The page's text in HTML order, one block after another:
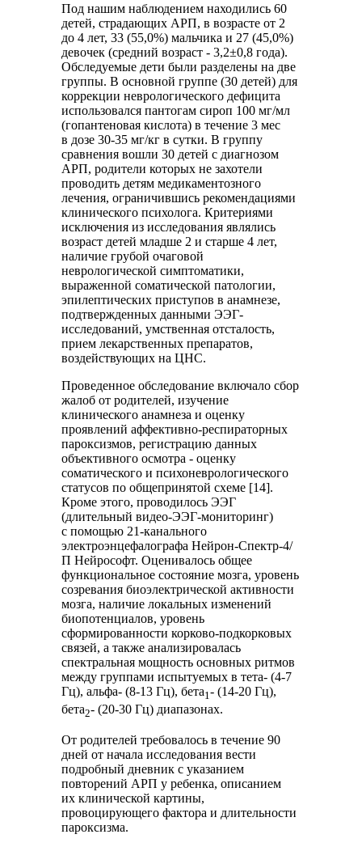
Под нашим наблюдением находились 60
детей, страдающих АРП, в возрасте от 2
до 4 лет, 33 (55,0%) мальчика и 27 (45,0%)
девочек (средний возраст - 3,2±0,8 года).
Обследуемые дети были разделены на две
группы. В основной группе (30 детей) для
коррекции неврологического дефицита
использовался пантогам сироп 100 мг/мл
(гопантеновая кислота) в течение 3 мес
в дозе 30-35 мг/кг в сутки. В группу
сравнения вошли 30 детей с диагнозом
АРП, родители которых не захотели
проводить детям медикаментозного
лечения, ограничившись рекомендациями
клинического психолога. Критериями
исключения из исследования являлись
возраст детей младше 2 и старше 4 лет,
наличие грубой очаговой
неврологической симптоматики,
выраженной соматической патологии,
эпилептических приступов в анамнезе,
подтвержденных данными ЭЭГ-
исследований, умственная отсталость,
прием лекарственных препаратов,
воздействующих на ЦНС.
Проведенное обследование включало сбор
жалоб от родителей, изучение
клинического анамнеза и оценку
проявлений аффективно-респираторных
пароксизмов, регистрацию данных
объективного осмотра - оценку
соматического и психоневрологического
статусов по общепринятой схеме [14].
Кроме этого, проводилось ЭЭГ
(длительный видео-ЭЭГ-мониторинг)
с помощью 21-канального
электроэнцефалографа Нейрон-Спектр-4/
П Нейрософт. Оценивалось общее
функциональное состояние мозга, уровень
созревания биоэлектрической активности
мозга, наличие локальных изменений
биопотенциалов, уровень
сформированности корково-подкорковых
связей, а также анализировалась
спектральная мощность основных ритмов
между группами испытуемых в тета- (4-7
Гц), альфа- (8-13 Гц), бета1- (14-20 Гц),
бета2- (20-30 Гц) диапазонах.
От родителей требовалось в течение 90
дней от начала исследования вести
подробный дневник с указанием
повторений АРП у ребенка, описанием
их клинической картины,
провоцирующего фактора и длительности
пароксизма.